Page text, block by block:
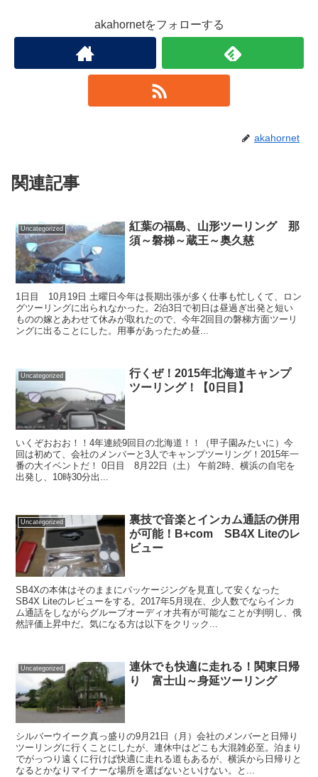
akahornetをフォローする
akahornet
関連記事
Uncategorized
紅葉の福島、山形ツーリング 那
須～磐梯～蔵王～奥久慈
1日目 10月19日 土曜日今年は長期出張が多く仕事も忙しくて、ロン
グツーリングに出られなかった。2泊3日で初日は昼過ぎ出発と短い
ものの嫁とあわせて休みが取れたので、今年2回目の磐梯方面ツーリ
ングに出ることにした。用事があったため昼...
Uncategorized
行くぜ！2015年北海道キャンプ
ツーリング！【0日目】
いくぞおおお！！4年連続9回目の北海道！！（甲子園みたいに）今
回は初めて、会社のメンバーと3人でキャンプツーリング！2015年一
番の大イベントだ！ 0日目 8月22日（土） 午前2時、横浜の自宅を
出発し、10時30分出...
Uncategorized
裏技で音楽とインカム通話の併用
が可能！B+com SB4X Liteのレ
ビュー
SB4Xの本体はそのままにパッケージングを見直して安くなった
SB4X Liteのレビューをする。2017年5月現在、少人数でならインカ
ム通話をしながらグループオーディオ共有が可能なことが判明し、俄
然評価上昇中だ。気になる方は以下をクリック...
Uncategorized
連休でも快適に走れる！関東日帰
り 富士山～身延ツーリング
シルバーウイーク真っ盛りの9月21日（月）会社のメンバーと日帰り
ツーリングに行くことにしたが、連休中はどこも大混雑必至。泊まり
でがっつり遠くに行けば快適に走れる道もあるが、横浜から日帰りと
なるとかなりマイナーな場所を選ばないといけない。と...